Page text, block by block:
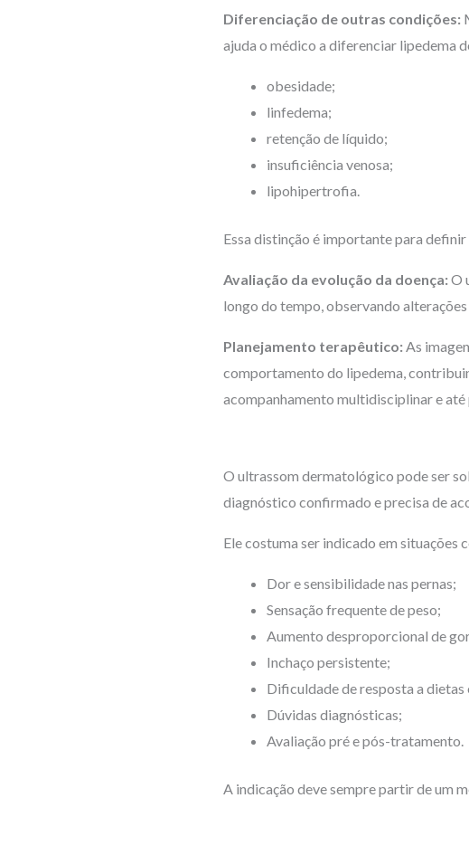
Diferenciação de outras condições:
ajuda o médico a diferenciar lipedema
obesidade;
linfedema;
retenção de líquido;
insuficiência venosa;
lipohipertrofia.
Essa distinção é importante para
Avaliação da evolução da doença: O
longo do tempo, observando
Planejamento terapêutico: As
comportamento do lipedema,
acompanhamento multidisciplinar e
O ultrassom dermatológico pode ser
diagnóstico confirmado e precisa de
Ele costuma ser indicado em situações
Dor e sensibilidade nas pernas;
Sensação frequente de peso;
Aumento desproporcional de
Inchaço persistente;
Dificuldade de resposta a dietas
Dúvidas diagnósticas;
Avaliação pré e pós-tratamento.
A indicação deve sempre partir de um